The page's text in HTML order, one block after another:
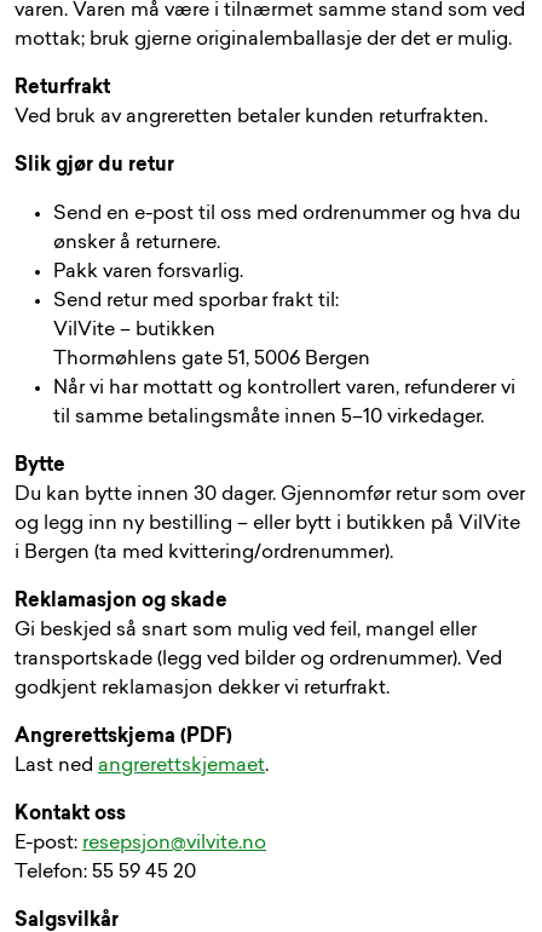
varen. Varen må være i tilnærmet samme stand som ved
mottak; bruk gjerne originalemballasje der det er mulig.
Returfrakt
Ved bruk av angreretten betaler kunden returfrakten.
Slik gjør du retur
Send en e-post til oss med ordrenummer og hva du
ønsker å returnere.
Pakk varen forsvarlig.
Send retur med sporbar frakt til:
VilVite – butikken
Thormøhlens gate 51, 5006 Bergen
Når vi har mottatt og kontrollert varen, refunderer vi
til samme betalingsmåte innen 5–10 virkedager.
Bytte
Du kan bytte innen 30 dager. Gjennomfør retur som over
og legg inn ny bestilling – eller bytt i butikken på VilVite
i Bergen (ta med kvittering/ordrenummer).
Reklamasjon og skade
Gi beskjed så snart som mulig ved feil, mangel eller
transportskade (legg ved bilder og ordrenummer). Ved
godkjent reklamasjon dekker vi returfrakt.
Angrerettskjema (PDF)
Last ned angrerettskjemaet.
Kontakt oss
E-post: resepsjon@vilvite.no
Telefon: 55 59 45 20
Salgsvilkår